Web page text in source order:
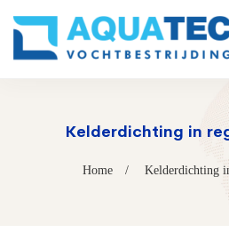
Kelderdichting in
Home Kelderdichting